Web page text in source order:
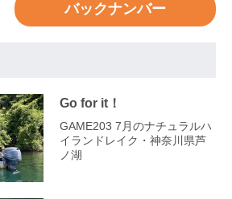
バックナンバー
Go for it！
GAME203 7月のナチュラルハ
イランドレイク・神奈川県芦
ノ湖